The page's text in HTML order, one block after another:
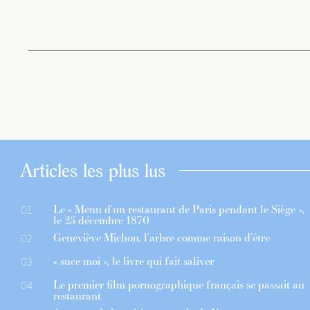
Articles les plus lus
01 Le « Menu d’un restaurant de Paris pendant le Siège »,
le 25 décembre 1870
02 Geneviève Michon, l’arbre comme raison d’être
03 « suce moi », le livre qui fait saliver
04 Le premier film pornographique français se passait au
restaurant